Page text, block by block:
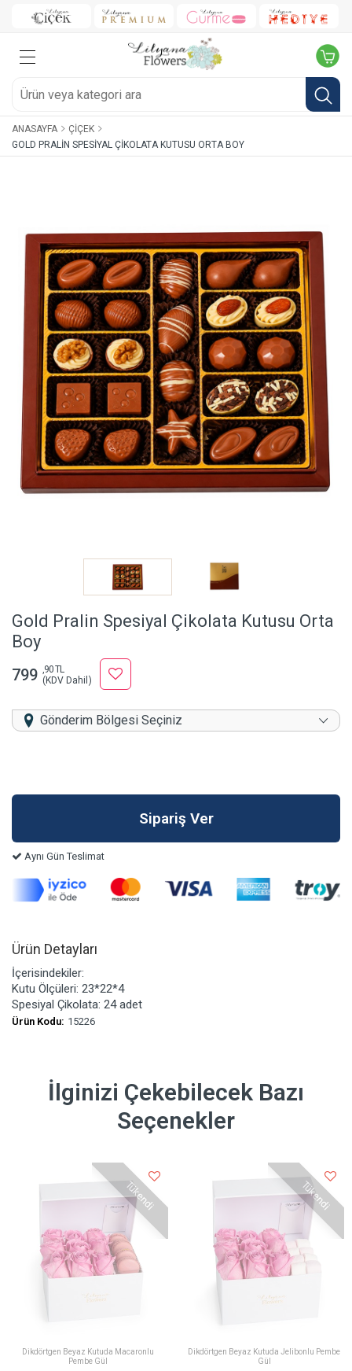
ANASAYFA
ÇIÇEK
GOLD PRALIN SPESIYAL ÇIKOLATA KUTUSU ORTA BOY
Gold Pralin Spesiyal Çikolata Kutusu Orta
Boy
799 ,90 TL
(KDV Dahil)
Gönderim Bölgesi Seçiniz
Aynı Gün Teslimat
Ürün Detayları
İçerisindekiler:
Kutu Ölçüleri: 23*22*4
Spesiyal Çikolata: 24 adet
Ürün Kodu: 15226
İlginizi Çekebilecek Bazı
Seçenekler
Tükendi
Dikdörtgen Beyaz Kutuda Macaronlu
Pembe Gül
Tükendi
Dikdörtgen Beyaz Kutuda Jelibonlu Pembe
Gül